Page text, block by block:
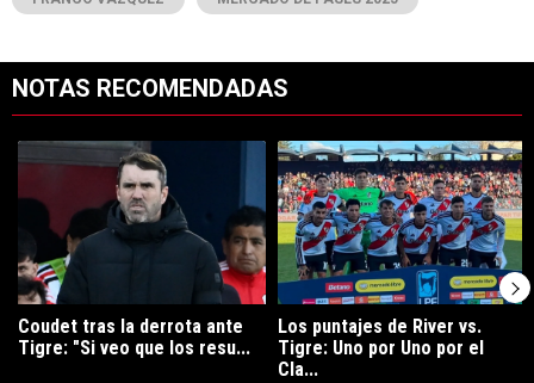
NOTAS RECOMENDADAS
Un artículo de tendencia con el título "Coudet tras la derrota ante
Coudet tras la derrota ante
Tigre: "Si veo que los resu...
Un artículo de tendencia con el
Los puntajes de River vs.
Tigre: Uno por Uno por el
Cla...